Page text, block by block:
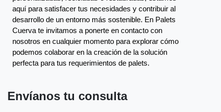
aquí para satisfacer tus necesidades y contribuir al
desarrollo de un entorno más sostenible. En Palets
Cuerva te invitamos a ponerte en contacto con
nosotros en cualquier momento para explorar cómo
podemos colaborar en la creación de la solución
perfecta para tus requerimientos de palets.
Envíanos tu consulta